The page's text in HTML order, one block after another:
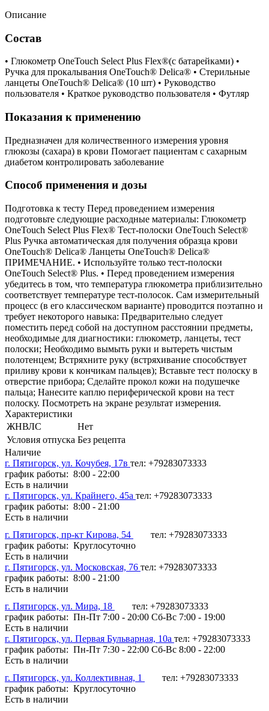
Описание
Состав
• Глюкометр OneTouch Select Plus Flex®(с батарейками) •
Ручка для прокалывания OneTouch® Delica® • Стерильные
ланцеты OneTouch® Delica® (10 шт) • Руководство
пользователя • Краткое руководство пользователя • Футляр
Показания к применению
Предназначен для количественного измерения уровня
глюкозы (сахара) в крови Помогает пациентам с сахарным
диабетом контролировать заболевание
Способ применения и дозы
Подготовка к тесту Перед проведением измерения
подготовьте следующие расходные материалы: Глюкометр
OneTouch Select Plus Flex® Тест-полоски OneTouch Select®
Plus Ручка автоматическая для получения образца крови
OneTouch® Delica® Ланцеты OneTouch® Delica®
ПРИМЕЧАНИЕ. • Используйте только тест-полоски
OneTouch Select® Plus. • Перед проведением измерения
убедитесь в том, что температура глюкометра приблизительно
соответствует температуре тест-полосок. Сам измерительный
процесс (в его классическом варианте) проводится поэтапно и
требует некоторого навыка: Предварительно следует
поместить перед собой на доступном расстоянии предметы,
необходимые для диагностики: глюкометр, ланцеты, тест
полоски; Необходимо вымыть руки и вытереть чистым
полотенцем; Встряхните руку (встряхивание способствует
приливу крови к кончикам пальцев); Вставьте тест полоску в
отверстие прибора; Сделайте прокол кожи на подушечке
пальца; Нанесите каплю периферической крови на тест
полоску. Посмотреть на экране результат измерения.
Характеристики
ЖНВЛС
Нет
Условия отпуска Без рецепта
Наличие
г. Пятигорск, ул. Кочубея, 17в тел: +79283073333
график работы: 8:00 - 22:00
Есть в наличии
г. Пятигорск, ул. Крайнего, 45а тел: +79283073333
график работы: 8:00 - 21:00
Есть в наличии
г. Пятигорск, пр-кт Кирова, 54
тел: +79283073333
график работы: Круглосуточно
Есть в наличии
г. Пятигорск, ул. Московская, 76 тел: +79283073333
график работы: 8:00 - 21:00
Есть в наличии
г. Пятигорск, ул. Мира, 18
тел: +79283073333
график работы: Пн-Пт 7:00 - 20:00 Сб-Вс 7:00 - 19:00
Есть в наличии
г. Пятигорск, ул. Первая Бульварная, 10а тел: +79283073333
график работы: Пн-Пт 7:30 - 22:00 Сб-Вс 8:00 - 22:00
Есть в наличии
г. Пятигорск, ул. Коллективная, 1
тел: +79283073333
график работы: Круглосуточно
Есть в наличии